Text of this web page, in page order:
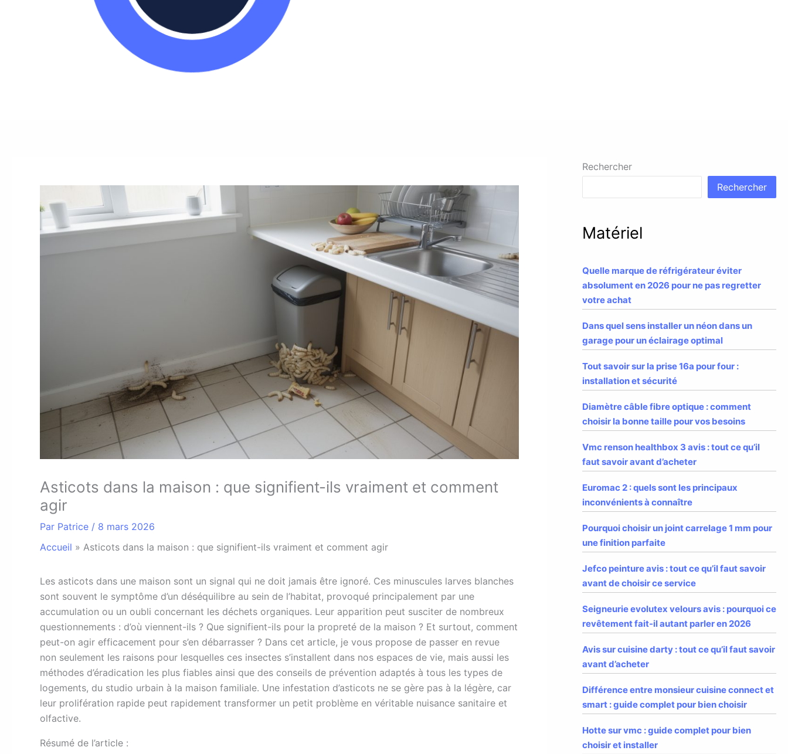
Asticots dans la maison : que signifient-ils vraiment et comment
agir
Par Patrice / 8 mars 2026
Accueil » Asticots dans la maison : que signifient-ils vraiment et comment agir
Les asticots dans une maison sont un signal qui ne doit jamais être ignoré. Ces minuscules larves blanches
sont souvent le symptôme d’un déséquilibre au sein de l’habitat, provoqué principalement par une
accumulation ou un oubli concernant les déchets organiques. Leur apparition peut susciter de nombreux
questionnements : d’où viennent-ils ? Que signifient-ils pour la propreté de la maison ? Et surtout, comment
peut-on agir efficacement pour s’en débarrasser ? Dans cet article, je vous propose de passer en revue
non seulement les raisons pour lesquelles ces insectes s’installent dans nos espaces de vie, mais aussi les
méthodes d’éradication les plus fiables ainsi que des conseils de prévention adaptés à tous les types de
logements, du studio urbain à la maison familiale. Une infestation d’asticots ne se gère pas à la légère, car
leur prolifération rapide peut rapidement transformer un petit problème en véritable nuisance sanitaire et
olfactive.
Résumé de l’article :
Rechercher
Rechercher
Matériel
Quelle marque de réfrigérateur éviter
absolument en 2026 pour ne pas regretter
votre achat
Dans quel sens installer un néon dans un
garage pour un éclairage optimal
Tout savoir sur la prise 16a pour four :
installation et sécurité
Diamètre câble fibre optique : comment
choisir la bonne taille pour vos besoins
Vmc renson healthbox 3 avis : tout ce qu’il
faut savoir avant d’acheter
Euromac 2 : quels sont les principaux
inconvénients à connaître
Pourquoi choisir un joint carrelage 1 mm pour
une finition parfaite
Jefco peinture avis : tout ce qu’il faut savoir
avant de choisir ce service
Seigneurie evolutex velours avis : pourquoi ce
revêtement fait-il autant parler en 2026
Avis sur cuisine darty : tout ce qu’il faut savoir
avant d’acheter
Différence entre monsieur cuisine connect et
smart : guide complet pour bien choisir
Hotte sur vmc : guide complet pour bien
choisir et installer